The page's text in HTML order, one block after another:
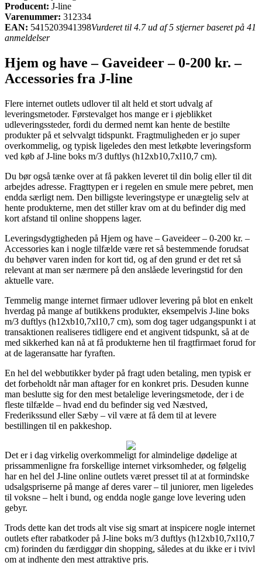
Producent: J-line
Varenummer: 312334
EAN: 5415203941398Vurderet til 4.7 ud af 5 stjerner baseret på 41
anmeldelser
Hjem og have – Gaveideer – 0-200 kr. –
Accessories fra J-line
Flere internet outlets udlover til alt held et stort udvalg af
leveringsmetoder. Førstevalget hos mange er i øjeblikket
udleveringssteder, fordi du dermed nemt kan hente de bestilte
produkter på et selvvalgt tidspunkt. Fragtmuligheden er jo super
overkommelig, og typisk ligeledes den mest letkøbte leveringsform
ved køb af J-line boks m/3 duftlys (h12xb10,7xl10,7 cm).
Du bør også tænke over at få pakken leveret til din bolig eller til dit
arbejdes adresse. Fragttypen er i regelen en smule mere pebret, men
endda særligt nem. Den billigste leveringstype er unægtelig selv at
hente produkterne, men det stiller krav om at du befinder dig med
kort afstand til online shoppens lager.
Leveringsdygtigheden på Hjem og have – Gaveideer – 0-200 kr. –
Accessories kan i nogle tilfælde være ret så bestemmende forudsat
du behøver varen inden for kort tid, og af den grund er det ret så
relevant at man ser nærmere på den anslåede leveringstid for den
aktuelle vare.
Temmelig mange internet firmaer udlover levering på blot en enkelt
hverdag på mange af butikkens produkter, eksempelvis J-line boks
m/3 duftlys (h12xb10,7xl10,7 cm), som dog tager udgangspunkt i at
transaktionen realiseres tidligere end et angivent tidspunkt, så at de
med sikkerhed kan nå at få produkterne hen til fragtfirmaet forud for
at de lageransatte har fyraften.
En hel del webbutikker byder på fragt uden betaling, men typisk er
det forbeholdt når man aftager for en konkret pris. Desuden kunne
man beslutte sig for den mest betalelige leveringsmetode, der i de
fleste tilfælde – hvad end du befinder sig ved Næstved,
Frederikssund eller Sæby – vil være at få dem til at levere
bestillingen til en pakkeshop.
Det er i dag virkelig overkommeligt for almindelige dødelige at
prissammenligne fra forskellige internet virksomheder, og følgelig
har en hel del J-line online outlets været presset til at at formindske
udsalgspriserne på mange af deres varer – til juniorer, men ligeledes
til voksne – helt i bund, og endda nogle gange love levering uden
gebyr.
Trods dette kan det trods alt vise sig smart at inspicere nogle internet
outlets efter rabatkoder på J-line boks m/3 duftlys (h12xb10,7xl10,7
cm) forinden du færdiggør din shopping, således at du ikke er i tvivl
om at indhente den mest attraktive pris.